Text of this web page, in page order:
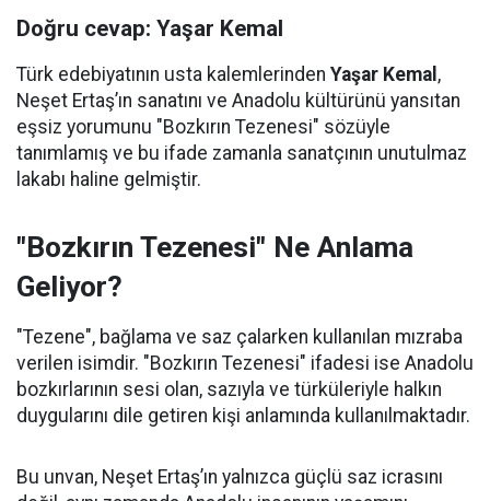
Doğru cevap: Yaşar Kemal
Türk edebiyatının usta kalemlerinden Yaşar Kemal ,
Neşet Ertaş’ın sanatını ve Anadolu kültürünü yansıtan
eşsiz yorumunu "Bozkırın Tezenesi" sözüyle
tanımlamış ve bu ifade zamanla sanatçının unutulmaz
lakabı haline gelmiştir.
"Bozkırın Tezenesi" Ne Anlama
Geliyor?
"Tezene", bağlama ve saz çalarken kullanılan mızraba
verilen isimdir. "Bozkırın Tezenesi" ifadesi ise Anadolu
bozkırlarının sesi olan, sazıyla ve türküleriyle halkın
duygularını dile getiren kişi anlamında kullanılmaktadır.
Bu unvan, Neşet Ertaş’ın yalnızca güçlü saz icrasını